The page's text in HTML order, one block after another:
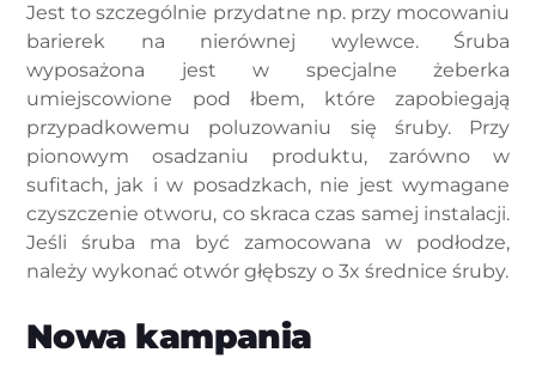
Jest to szczególnie przydatne np. przy mocowaniu
barierek na nierównej wylewce. Śruba
wyposażona jest w specjalne żeberka
umiejscowione pod łbem, które zapobiegają
przypadkowemu poluzowaniu się śruby. Przy
pionowym osadzaniu produktu, zarówno w
sufitach, jak i w posadzkach, nie jest wymagane
czyszczenie otworu, co skraca czas samej instalacji.
Jeśli śruba ma być zamocowana w podłodze,
należy wykonać otwór głębszy o 3x średnice śruby.
Nowa kampania